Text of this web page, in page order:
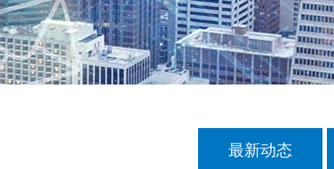
最新动态